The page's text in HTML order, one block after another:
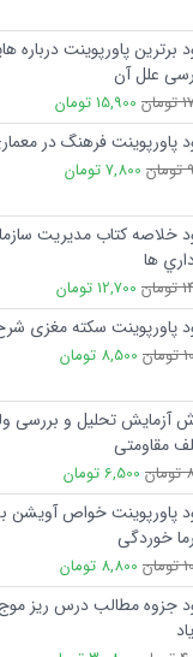
برترین پاورپوینت
علل آن
15,900 تومان
پاورپوینت فرهنگ در
7,800 تومان
خلاصه کتاب مديريت
ها
12,700 تومان
پاورپوینت سکته مغزی
8,500 تومان
آزمایش تحلیل و بررسی
مقاومتی
6,500 تومان
پاورپوینت خواص
خوردگی
8,800 تومان
جزوه مطالب درس ریز موج